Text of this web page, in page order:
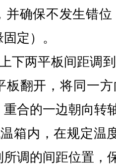
并确保不发生错
定）。
下两平板间距调
板翻开，将同一
合的一边朝向转
箱内，在规定温
调的间距位置，